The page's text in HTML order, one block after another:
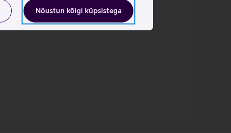
Nõustun kõigi küpsistega